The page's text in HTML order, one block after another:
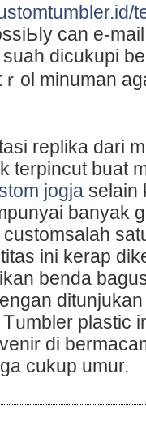
can e-
dicukupi
ol mіnuman
replіka dari
terpincut buat
jogja selain
banyak
ini kerap
benda
plastіc
di
cukup umur.